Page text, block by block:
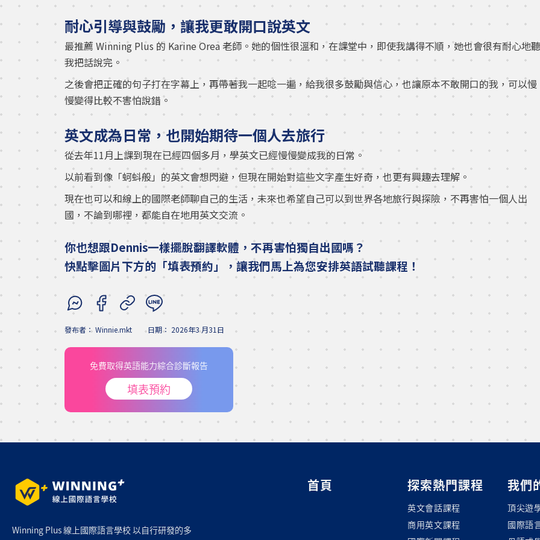
耐心引導與鼓勵，讓我更敢開口說英文
最推薦 Winning Plus 的 Karine Orea 老師。她的個性很溫和，在課堂中，即使我講得不順，她也會很有耐心地聽
我把話說完。
之後會把正確的句子打在字幕上，再帶著我一起唸一遍，給我很多鼓勵與信心，也讓原本不敢開口的我，可以慢
慢變得比較不害怕說錯。
英文成為日常，也開始期待一個人去旅行
從去年11月上課到現在已經四個多月，學英文已經慢慢變成我的日常。
以前看到像「蚵蚪般」的英文會想閃避，但現在開始對這些文字產生好奇，也更有興趣去理解。
現在也可以和線上的國際老師聊自己的生活，未來也希望自己可以到世界各地旅行與探險，不再害怕一個人出
國，不論到哪裡，都能自在地用英文交流。
你也想跟Dennis一樣擺脫翻譯軟體，不再害怕獨自出國嗎？
快點擊圖片下方的「填表預約」，讓我們馬上為您安排英語試聽課程！
發布者： Winnie.mkt 日期： 2026年3 月31日
免費取得英語能力綜合診斷報告
填表預約
Winning Plus 線上國際語言學校 以自行研發的多
首頁 探索熱門課程
英文會話課程
商用英文課程
我們
頂尖遊
國際語